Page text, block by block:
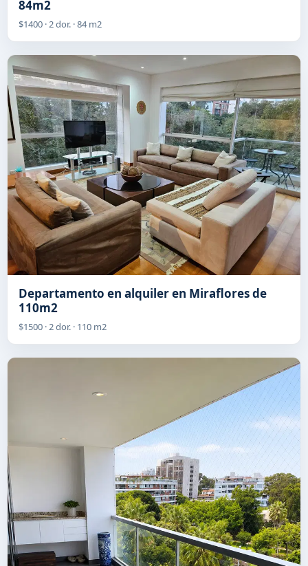
84m2
$1400 · 2 dor. · 84 m2
Departamento en alquiler en Miraflores de
110m2
$1500 · 2 dor. · 110 m2